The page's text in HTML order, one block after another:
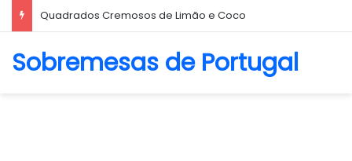
Quadrados Cremosos de Limão e Coco
Sobremesas de Portugal